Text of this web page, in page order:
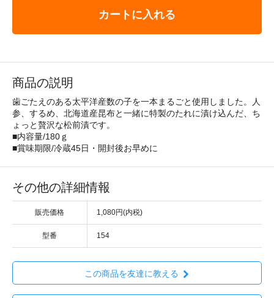
カートに入れる
商品の説明
歯ごたえのある太平洋産数の子を一本まるごと使用しました。人
参、するめ、北海道産昆布と一緒に特製のたれに漬け込んだ、ち
ょっと贅沢な松前漬です。
■内容量/180ｇ
■賞味期限/冷蔵45日・開封後お早めに
その他の詳細情報
販売価格 1,080円(内税)
型番 154
この商品を友達に教える